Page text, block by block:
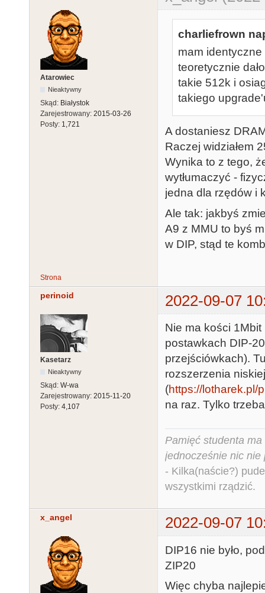
Atarowiec
Nieaktywny
Skąd: Białystok
Zarejestrowany: 2015-03-26
Posty: 1,721
charliefrown
mam
teoretycznie
takie 512k i
takiego
A dostaniesz
Raczej widziałem
Wynika to z tego,
wytłumaczyć -
jedna dla rzędów i
Ale tak: jakbyś
A9 z MMU to byś
w DIP, stąd te
Strona
perinoid 2022-09-07
Kasetarz
Nieaktywny
Skąd: W-wa
Zarejestrowany: 2015-11-20
Posty: 4,107
Nie ma kości 1Mbit
postawkach DIP-
przejściówkach).
rozszerzenia
(https://lotharek.pl/
na raz. Tylko
Pamięć studenta
jednocześnie nic nie
- Kilka(naście?)
wszystkimi rządzić.
x_angel 2022-09-07
DIP16 nie było,
ZIP20
Więc chyba